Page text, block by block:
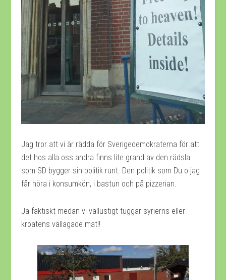
Jag tror att vi är rädda för Sverigedemokraterna för att
det hos alla oss andra finns lite grand av den rädsla
som SD bygger sin politik runt. Den politik som Du o jag
får höra i konsumkön, i bastun och på pizzerian.
Ja faktiskt medan vi vällustigt tuggar syrierns eller
kroatens vällagade mat!!